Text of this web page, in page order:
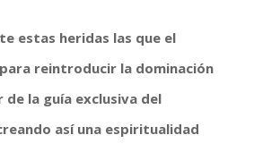
estas heridas las que el
reintroducir la dominación
de la guía exclusiva del
así una espiritualidad